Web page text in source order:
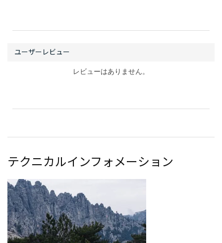
レビューはありません。
テクニカルインフォメーション